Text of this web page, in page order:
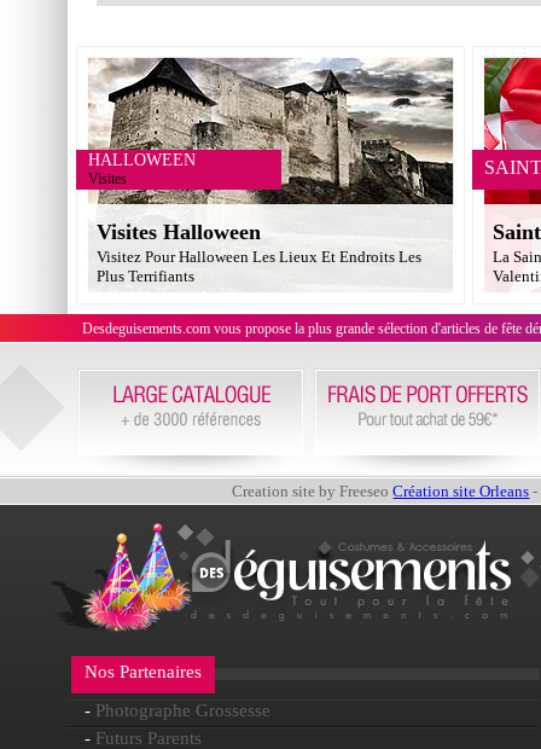
HALLOWEEN
Visites
Visites Halloween
Visitez Pour Halloween Les Lieux Et Endroits Les
Plus Terrifiants
La
Desdeguisements.com vous propose la plus grande sélection d'articles de fête
Creation site by FreeseoCréation site Orleans -
Nos Partenaires
- Photographe Grossesse
- Futurs Parents